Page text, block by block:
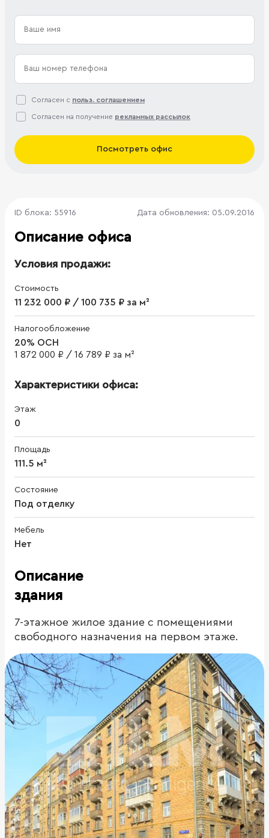
Согласен с польз. соглашением
Согласен на получение рекламных рассылок
Посмотреть офис
ID блока: 55916 Дата обновления: 05.09.2016
Описание офиса
Условия продажи:
Стоимость
11 232 000 ₽ / 100 735 ₽ за м²
Налогообложение
20% ОСН
1 872 000 ₽ / 16 789 ₽ за м²
Характеристики офиса:
Этаж
0
Площадь
111.5 м²
Состояние
Под отделку
Мебель
Нет
Описание
здания
7-этажное жилое здание с помещениями
свободного назначения на первом этаже.